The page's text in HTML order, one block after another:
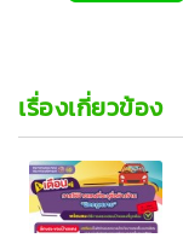
เรื่องเกี่ยวข้อง